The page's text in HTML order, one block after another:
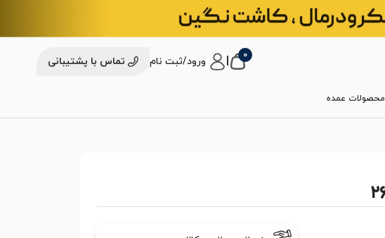
0 ورود/ثبت نام تماس با پشتیبانی
محصولات عمده